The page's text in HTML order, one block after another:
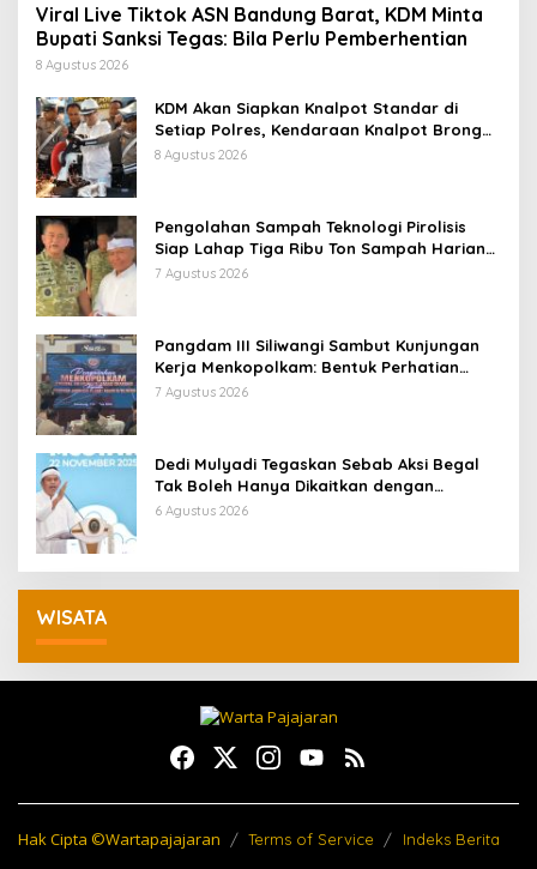
Viral Live Tiktok ASN Bandung Barat, KDM Minta
Bupati Sanksi Tegas: Bila Perlu Pemberhentian
8 Agustus 2026
KDM Akan Siapkan Knalpot Standar di
Setiap Polres, Kendaraan Knalpot Brong
Tertangkap Langsung Ganti
8 Agustus 2026
Pengolahan Sampah Teknologi Pirolisis
Siap Lahap Tiga Ribu Ton Sampah Harian
Jawa Barat
7 Agustus 2026
Pangdam III Siliwangi Sambut Kunjungan
Kerja Menkopolkam: Bentuk Perhatian
Pemerintah
7 Agustus 2026
Dedi Mulyadi Tegaskan Sebab Aksi Begal
Tak Boleh Hanya Dikaitkan dengan
Ekonomi
6 Agustus 2026
WISATA
Hak Cipta ©Wartapajajaran Terms of Service Indeks Berita